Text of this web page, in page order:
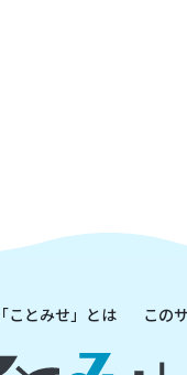
「ことみせ」とは この